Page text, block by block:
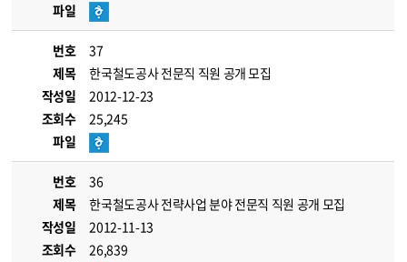
파일
번호
37
제목
한국철도공사 전문직 직원 공개 모집
작성일
2012-12-23
조회수
25,245
파일
번호
36
제목
한국철도공사 전략사업 분야 전문직 직원 공개 모집
작성일
2012-11-13
조회수
26,839